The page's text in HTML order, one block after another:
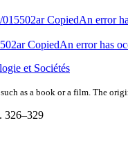
015502arCopiedAn error
CopiedAn error has
et Sociétés
as a book or a film. The
326–329